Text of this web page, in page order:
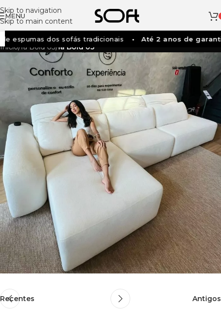
Skip to navigation
Skip to main content
MENU
espumas dos sofás tradicionais Até 2 anos de
Início/Ia Bold 03/Ia Bold 03
Recentes Antigos